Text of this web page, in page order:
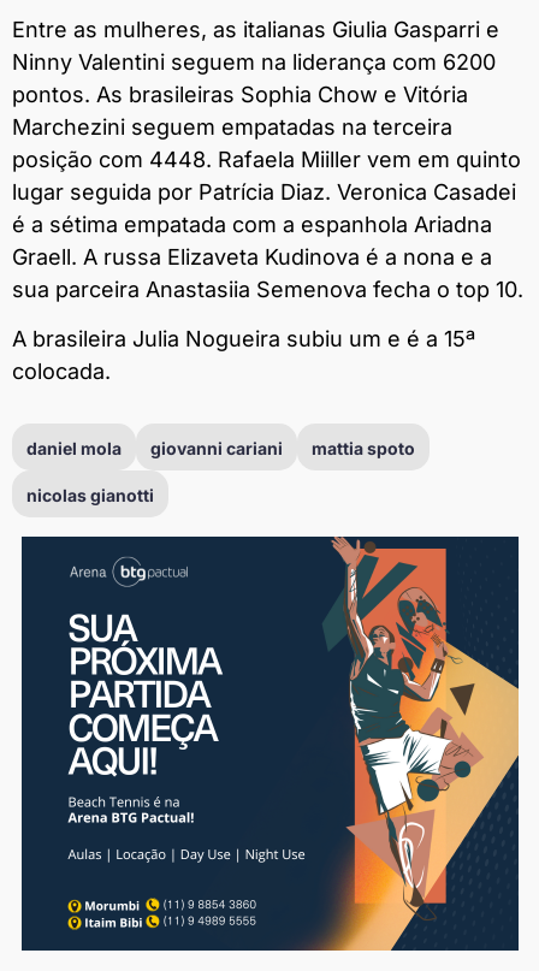
Entre as mulheres, as italianas Giulia Gasparri e
Ninny Valentini seguem na liderança com 6200
pontos. As brasileiras Sophia Chow e Vitória
Marchezini seguem empatadas na terceira
posição com 4448. Rafaela Miiller vem em quinto
lugar seguida por Patrícia Diaz. Veronica Casadei
é a sétima empatada com a espanhola Ariadna
Graell. A russa Elizaveta Kudinova é a nona e a
sua parceira Anastasiia Semenova fecha o top 10.
A brasileira Julia Nogueira subiu um e é a 15ª
colocada.
daniel mola giovanni cariani mattia spoto
nicolas gianotti